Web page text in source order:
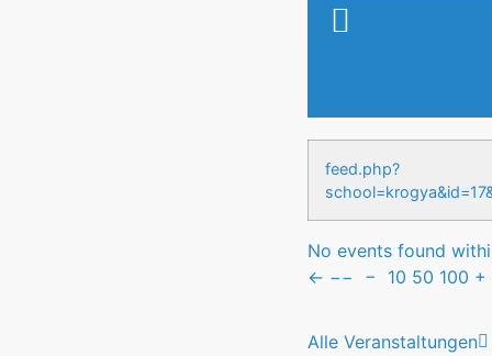
feed.php?
No events found
← −− − 10 50 100 +
Alle Veranstaltungen